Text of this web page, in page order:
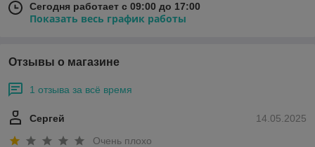
Сегодня работает с 09:00 до 17:00
Показать весь график работы
Отзывы о магазине
1 отзыва за всё время
14.05.2025
Сергей
Очень плохо